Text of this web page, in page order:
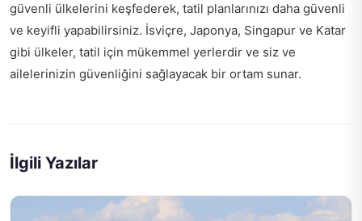
güvenli ülkelerini keşfederek, tatil planlarınızı daha güvenli
ve keyifli yapabilirsiniz. İsviçre, Japonya, Singapur ve Katar
gibi ülkeler, tatil için mükemmel yerlerdir ve siz ve
ailelerinizin güvenliğini sağlayacak bir ortam sunar.
İlgili Yazılar